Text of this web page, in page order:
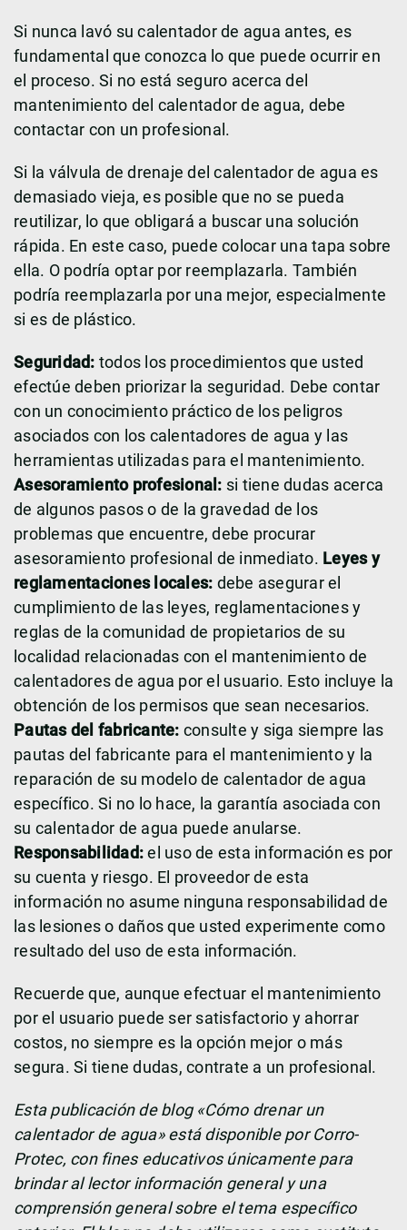
Si nunca lavó su calentador de agua antes, es
fundamental que conozca lo que puede ocurrir en
el proceso. Si no está seguro acerca del
mantenimiento del calentador de agua, debe
contactar con un profesional.
Si la válvula de drenaje del calentador de agua es
demasiado vieja, es posible que no se pueda
reutilizar, lo que obligará a buscar una solución
rápida. En este caso, puede colocar una tapa sobre
ella. O podría optar por reemplazarla. También
podría reemplazarla por una mejor, especialmente
si es de plástico.
Seguridad: todos los procedimientos que usted
efectúe deben priorizar la seguridad. Debe contar
con un conocimiento práctico de los peligros
asociados con los calentadores de agua y las
herramientas utilizadas para el mantenimiento.
Asesoramiento profesional: si tiene dudas acerca
de algunos pasos o de la gravedad de los
problemas que encuentre, debe procurar
asesoramiento profesional de inmediato. Leyes y
reglamentaciones locales: debe asegurar el
cumplimiento de las leyes, reglamentaciones y
reglas de la comunidad de propietarios de su
localidad relacionadas con el mantenimiento de
calentadores de agua por el usuario. Esto incluye la
obtención de los permisos que sean necesarios.
Pautas del fabricante: consulte y siga siempre las
pautas del fabricante para el mantenimiento y la
reparación de su modelo de calentador de agua
específico. Si no lo hace, la garantía asociada con
su calentador de agua puede anularse.
Responsabilidad:el uso de esta información es por
su cuenta y riesgo. El proveedor de esta
información no asume ninguna responsabilidad de
las lesiones o daños que usted experimente como
resultado del uso de esta información.
Recuerde que, aunque efectuar el mantenimiento
por el usuario puede ser satisfactorio y ahorrar
costos, no siempre es la opción mejor o más
segura. Si tiene dudas, contrate a un profesional.
Esta publicación de blog «Cómo drenar un
calentador de agua» está disponible por Corro-
Protec, con fines educativos únicamente para
brindar al lector información general y una
comprensión general sobre el tema específico